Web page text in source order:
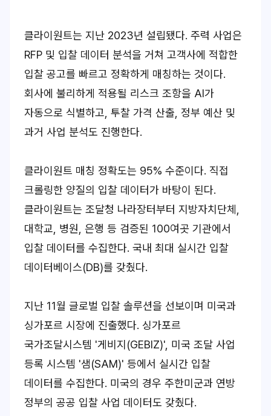
클라이원트는 지난 2023년 설립됐다. 주력 사업은
RFP 및 입찰 데이터 분석을 거쳐 고객사에 적합한
입찰 공고를 빠르고 정확하게 매칭하는 것이다.
회사에 불리하게 적용될 리스크 조항을 AI가
자동으로 식별하고, 투찰 가격 산출, 정부 예산 및
과거 사업 분석도 진행한다.
클라이원트 매칭 정확도는 95% 수준이다. 직접
크롤링한 양질의 입찰 데이터가 바탕이 된다.
클라이원트는 조달청 나라장터부터 지방자치단체,
대학교, 병원, 은행 등 검증된 100여곳 기관에서
입찰 데이터를 수집한다. 국내 최대 실시간 입찰
데이터베이스(DB)를 갖췄다.
지난 11월 글로벌 입찰 솔루션을 선보이며 미국과
싱가포르 시장에 진출했다. 싱가포르
국가조달시스템 '게비지(GEBIZ)', 미국 조달 사업
등록 시스템 '샘(SAM)' 등에서 실시간 입찰
데이터를 수집한다. 미국의 경우 주한미군과 연방
정부의 공공 입찰 사업 데이터도 갖췄다.